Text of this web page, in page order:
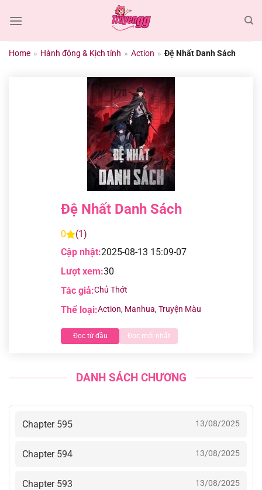
đến
dungHome » Hành động & Kịch tính » Action » Đệ Nhất Danh Sách
Đệ Nhất Danh Sách
0
(1)
Cập nhật:2025-08-13 15:09-07
Lượt xem:30
Tác giả:Chủ Thớt
Thể loại:Action, Manhua,Truyện Màu
Đọc từ đầu Đọc mới nhất
DANH SÁCH CHƯƠNG
Chapter 595 13/08/2025
Chapter 594 13/08/2025
Chapter 593 13/08/2025